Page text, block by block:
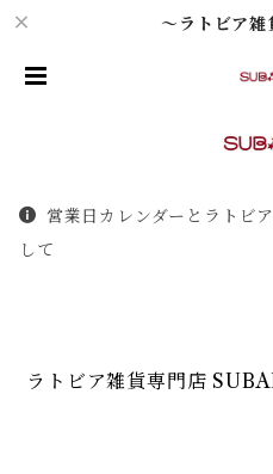
～ラトビア雑
営業日カレンダーとラトビ
して
ラトビア雑貨専門店